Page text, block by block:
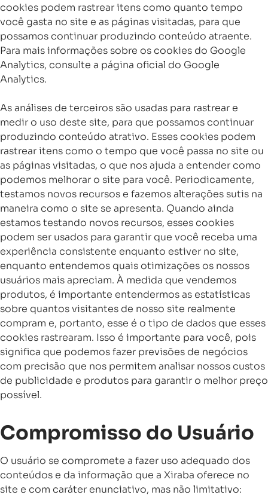
cookies podem rastrear itens como quanto tempo
você gasta no site e as páginas visitadas, para que
possamos continuar produzindo conteúdo atraente.
Para mais informações sobre os cookies do Google
Analytics, consulte a página oficial do Google
Analytics.
As análises de terceiros são usadas para rastrear e
medir o uso deste site, para que possamos continuar
produzindo conteúdo atrativo. Esses cookies podem
rastrear itens como o tempo que você passa no site ou
as páginas visitadas, o que nos ajuda a entender como
podemos melhorar o site para você. Periodicamente,
testamos novos recursos e fazemos alterações sutis na
maneira como o site se apresenta. Quando ainda
estamos testando novos recursos, esses cookies
podem ser usados ​​para garantir que você receba uma
experiência consistente enquanto estiver no site,
enquanto entendemos quais otimizações os nossos
usuários mais apreciam. À medida que vendemos
produtos, é importante entendermos as estatísticas
sobre quantos visitantes de nosso site realmente
compram e, portanto, esse é o tipo de dados que esses
cookies rastrearam. Isso é importante para você, pois
significa que podemos fazer previsões de negócios
com precisão que nos permitem analisar nossos custos
de publicidade e produtos para garantir o melhor preço
possível.
Compromisso do Usuário
O usuário se compromete a fazer uso adequado dos
conteúdos e da informação que a Xiraba oferece no
site e com caráter enunciativo, mas não limitativo: